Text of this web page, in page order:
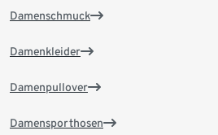
Damenschmuck
Damenkleider
Damenpullover
Damensporthosen